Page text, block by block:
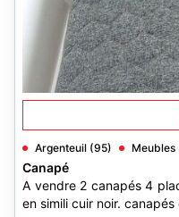
Argenteuil (95) Meubles
Canapé
A vendre 2 canapés 4
en simili cuir noir.